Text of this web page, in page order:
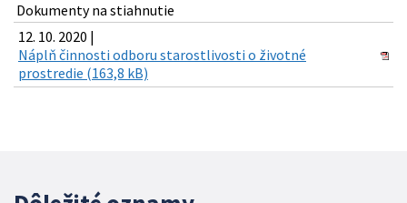
Dokumenty na stiahnutie
12. 10. 2020 |
Náplň činnosti odboru starostlivosti o životné
prostredie (163,8 kB)